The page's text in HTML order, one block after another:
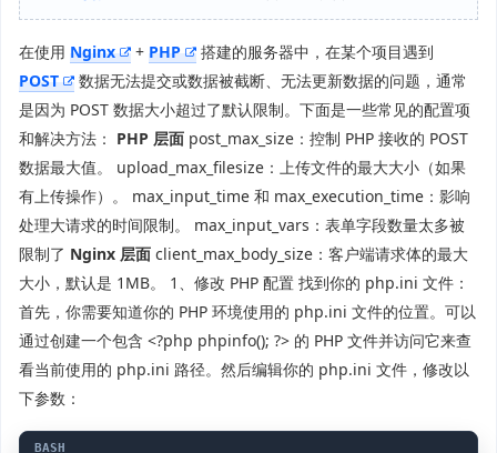
在使用 Nginx + PHP
搭建的服务器中，在某个项目遇到
POST
数据无法提交或数据被截断、无法更新数据的问题，通常
是因为 POST 数据大小超过了默认限制。下面是一些常见的配置项
和解决方法： PHP 层面 post_max_size：控制 PHP 接收的 POST
数据最大值。 upload_max_filesize：上传文件的最大大小（如果
有上传操作）。 max_input_time 和 max_execution_time：影响
处理大请求的时间限制。 max_input_vars：表单字段数量太多被
限制了 Nginx 层面 client_max_body_size：客户端请求体的最大
大小，默认是 1MB。 1、修改 PHP 配置 找到你的 php.ini 文件：
首先，你需要知道你的 PHP 环境使用的 php.ini 文件的位置。可以
通过创建一个包含 <?php phpinfo(); ?> 的 PHP 文件并访问它来查
看当前使用的 php.ini 路径。然后编辑你的 php.ini 文件，修改以
下参数：